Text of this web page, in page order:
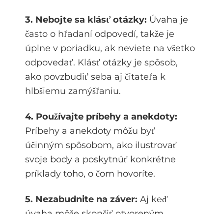
3. Nebojte sa klásť otázky: Úvaha je
často o hľadaní odpovedí, takže je
úplne v poriadku, ak neviete na všetko
odpovedať. Klásť otázky je spôsob,
ako povzbudiť seba aj čitateľa k
hlbšiemu zamýšľaniu.
4. Používajte príbehy a anekdoty:
Príbehy a anekdoty môžu byť
účinným spôsobom, ako ilustrovať
svoje body a poskytnúť konkrétne
príklady toho, o čom hovoríte.
5. Nezabudnite na záver: Aj keď